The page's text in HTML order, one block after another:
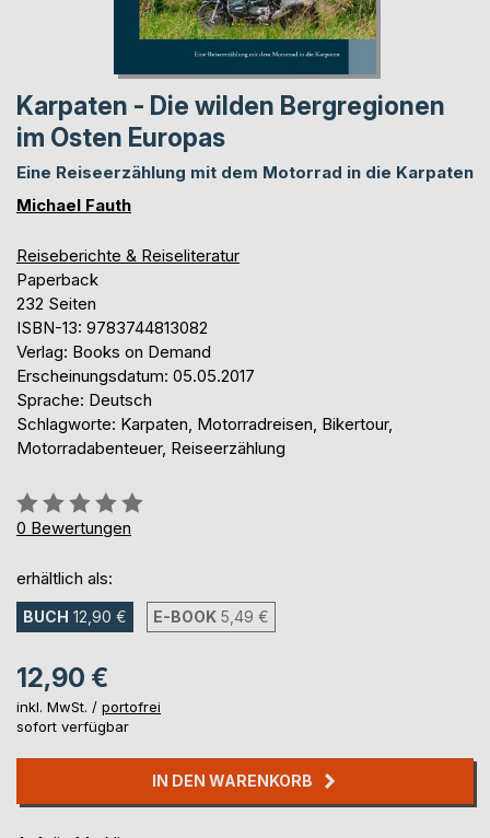
Karpaten - Die wilden Bergregionen
im Osten Europas
Eine Reiseerzählung mit dem Motorrad in die Karpaten
Michael Fauth
Reiseberichte & Reiseliteratur
Paperback
232 Seiten
ISBN-13: 9783744813082
Verlag: Books on Demand
Erscheinungsdatum: 05.05.2017
Sprache: Deutsch
Schlagworte: Karpaten, Motorradreisen, Bikertour,
Motorradabenteuer, Reiseerzählung
Bewertung::
0%
0 Bewertungen
erhältlich als:
BUCH 12,90 € E-BOOK 5,49 €
12,90 €
inkl. MwSt. / portofrei
sofort verfügbar
IN DEN WARENKORB